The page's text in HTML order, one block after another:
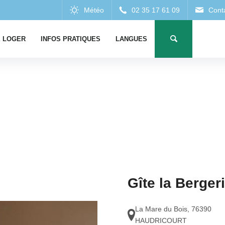
LOGER INFOS PRATIQUES LANGUES
Gîte la
La Mare du Bois 76390
HAUDRICOURT